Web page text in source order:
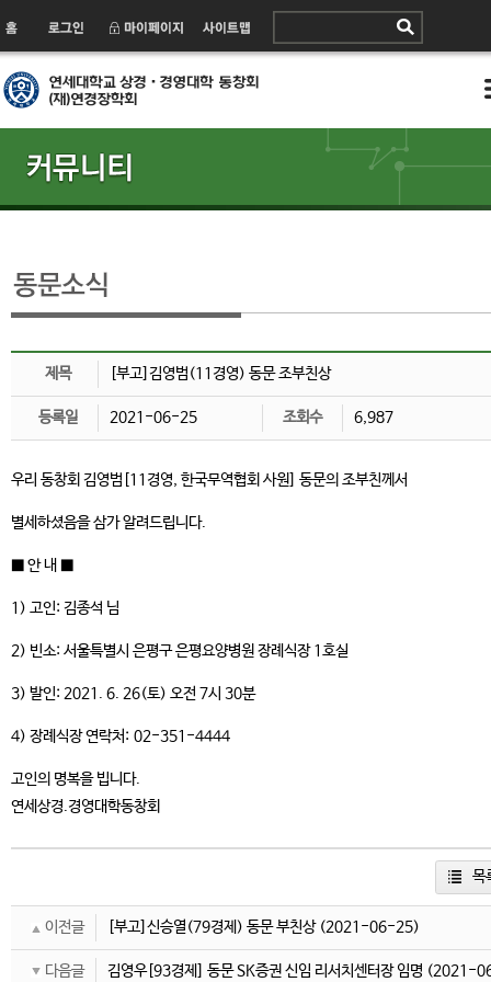
제목 [부고]김영범(11경영) 동문 조부친상
등록일 2021-06-25 조회수 6,987
우리 동창회 김영범[11경영, 한국무역협회 사원] 동문의 조부친께서
별세하셨음을 삼가 알려드립니다.
■ 안 내 ■
1) 고인: 김종석 님
2) 빈소: 서울특별시 은평구 은평요양병원 장례식장 1호실
3) 발인: 2021. 6. 26(토) 오전 7시 30분
4) 장례식장 연락처: 02-351-4444
고인의 명복을 빕니다.
연세상경.경영대학동창회
목
이전글 [부고]신승열(79경제) 동문 부친상(2021-06-25)
다음글 김영우[93경제] 동문 SK증권 신임 리서치센터장 임명 (2021-